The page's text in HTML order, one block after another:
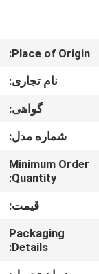
درباره
کارخانه
کیفیت
Place of Origin:
نام تجاری:
گواهی:
شماره مدل:
Minimum Order
Quantity:
قیمت:
Packaging
Details: